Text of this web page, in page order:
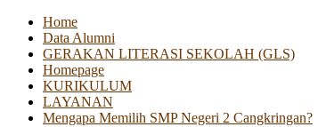
Home
Data Alumni
GERAKAN LITERASI SEKOLAH (GLS)
Homepage
KURIKULUM
LAYANAN
Mengapa Memilih SMP Negeri 2 Cangkringan?